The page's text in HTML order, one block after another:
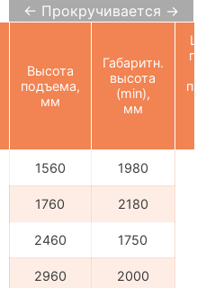
← Прокручивается →
Высота
подъема,
мм
Габаритн.
высота
(min),
мм
1560 1980
1760 2180
2460 1750
2960 2000